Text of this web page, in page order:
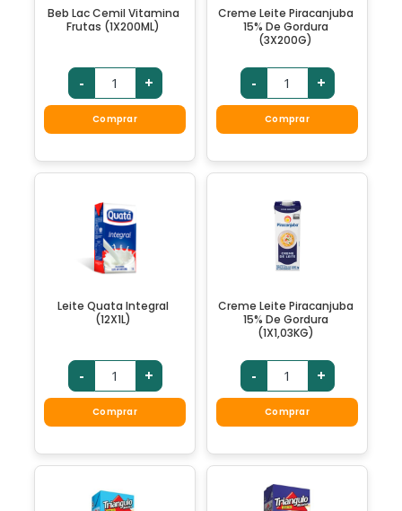
Beb Lac Cemil Vitamina
Frutas (1X200ML)
- +
Comprar
Creme Leite Piracanjuba
15% De Gordura
(3X200G)
- +
Comprar
Leite Quata Integral
(12X1L)
- +
Comprar
Creme Leite Piracanjuba
15% De Gordura
(1X1,03KG)
- +
Comprar